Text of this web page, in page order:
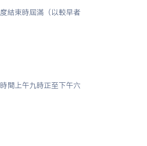
結束時屆滿（以較早者
間上午九時正至下午六